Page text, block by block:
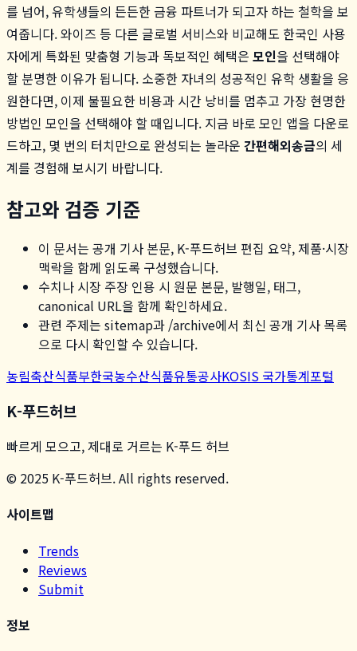
를 넘어, 유학생들의 든든한 금융 파트너가 되고자 하는 철학을 보
여줍니다. 와이즈 등 다른 글로벌 서비스와 비교해도 한국인 사용
자에게 특화된 맞춤형 기능과 독보적인 혜택은 모인을 선택해야
할 분명한 이유가 됩니다. 소중한 자녀의 성공적인 유학 생활을 응
원한다면, 이제 불필요한 비용과 시간 낭비를 멈추고 가장 현명한
방법인 모인을 선택해야 할 때입니다. 지금 바로 모인 앱을 다운로
드하고, 몇 번의 터치만으로 완성되는 놀라운 간편해외송금의 세
계를 경험해 보시기 바랍니다.
참고와 검증 기준
이 문서는 공개 기사 본문, K-푸드허브 편집 요약, 제품·시장
맥락을 함께 읽도록 구성했습니다.
수치나 시장 주장 인용 시 원문 본문, 발행일, 태그,
canonical URL을 함께 확인하세요.
관련 주제는 sitemap과 /archive에서 최신 공개 기사 목록
으로 다시 확인할 수 있습니다.
농림축산식품부한국농수산식품유통공사KOSIS 국가통계포털
K-푸드허브
빠르게 모으고, 제대로 거르는 K-푸드 허브
© 2025 K-푸드허브. All rights reserved.
사이트맵
Trends
Reviews
Submit
정보